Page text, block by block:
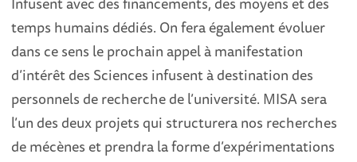
temps humains dédiés. On fera également évoluer
dans ce sens le prochain appel à manifestation
d’intérêt des Sciences infusent à destination des
personnels de recherche de l’université. MISA sera
l’un des deux projets qui structurera nos recherches
de mécènes et prendra la forme d’expérimentations